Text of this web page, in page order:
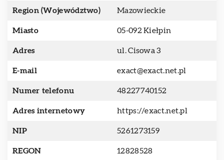
Region (Województwo) Mazowieckie
Miasto 05-092 Kiełpin
Adres ul. Cisowa 3
E-mail exact@exact.net.pl
Numer telefonu 48227740152
Adres internetowy https://exact.net.pl
NIP 5261273159
REGON 12828528